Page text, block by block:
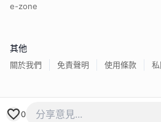
0
e-zone
其他
關於我們 免責聲明 使用條款
香港經濟日報版權所有©